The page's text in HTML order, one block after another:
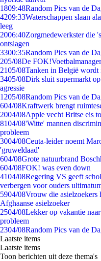
1809:48Random Pics van de
4209:33Waterschappen slaan
leeg
2006:40Zorgmedewerkster die
ontslagen
3300:35Random Pics van de
205/08De
2105/08Tanken in België wordt
3405/08Dirk sluit supermarkt
agressie
1205/08Random Pics van de
604/08Kraftwerk brengt
2004/08Apple vecht Britse eis
8104/08'Witte' mannen
probleem
3004/08Ceuta-leider noemt
'gruweldaad'
604/08Grote natuurbrand
604/08FOK! was even down
4104/08Regering VS geeft
verbergen voor ouders
5904/08Vrouw die
Afghaanse asielzoeker
2504/08Lekker op vakantie
probleem
2304/08Random Pics van de
Laatste items
Laatste items
Toon berichten uit deze thema's